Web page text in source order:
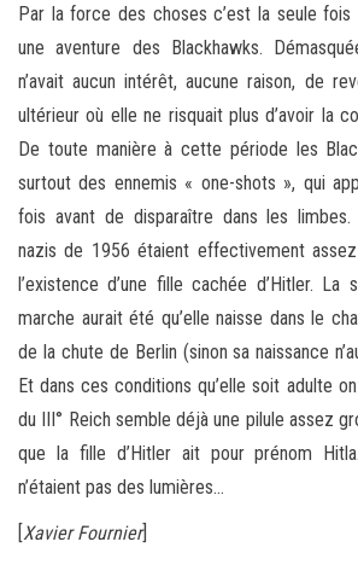
Par la force des choses c’est la seule fois
une aventure des Blackhawks.
n’avait aucun intérêt, aucune raison, de
ultérieur où elle ne risquait plus d’avoir la
De toute manière à cette période les
surtout des ennemis « one-shots », qui
fois avant de disparaître dans les limbes.
nazis de 1956 étaient effectivement
l’existence d’une fille cachée d’Hitler. La
marche aurait été qu’elle naisse dans le
de la chute de Berlin (sinon sa naissance
Et dans ces conditions qu’elle soit adulte
du III° Reich semble déjà une pilule assez
que la fille d’Hitler ait pour prénom
n’étaient pas des lumières…
[Xavier Fournier]